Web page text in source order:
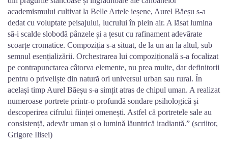
academismului cultivat la Belle Artele ieșene, Aurel Băeșu s-a
dedat cu voluptate peisajului, lucrului în plein air. A lăsat lumina
să-i scalde slobodă pânzele și a țesut cu rafinament adevărate
scoarțe cromatice. Compoziția s-a situat, de la un an la altul, sub
semnul esențializării. Orchestrarea lui compozițională s-a focalizat
pe contrapunctarea câtorva elemente, nu prea multe, dar definitorii
pentru o priveliște din natură ori universul urban sau rural. În
același timp Aurel Băeșu s-a simțit atras de chipul uman. A realizat
numeroase portrete printr-o profundă sondare psihologică și
descoperirea cifrului ființei omenești. Astfel că portretele sale au
consistență, adevăr uman și o lumină lăuntrică iradiantă.” (scriitor,
Grigore Ilisei)